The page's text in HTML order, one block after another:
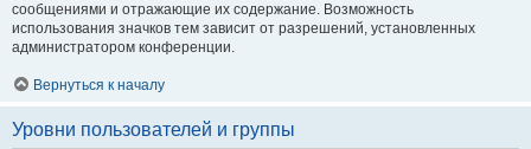
сообщениями и отражающие их содержание. Возможность
использования значков тем зависит от разрешений, установленных
администратором конференции.
Вернуться к началу
Уровни пользователей и группы